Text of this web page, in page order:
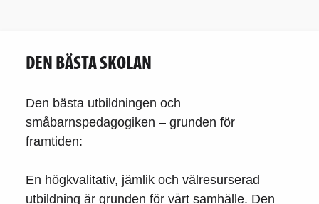
DEN BÄSTA SKOLAN
Den bästa utbildningen och
småbarnspedagogiken – grunden för
framtiden:
En högkvalitativ, jämlik och välresurserad
utbildning är grunden för vårt samhälle. Den